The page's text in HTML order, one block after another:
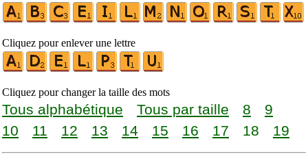
Cliquez pour enlever une lettre
Cliquez pour changer la taille des mots
Tous alphabétique Tous par taille 8
9
10
11 12 13 14 15 16 17 18 19